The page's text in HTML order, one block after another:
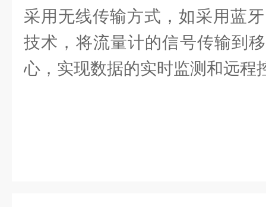
采用无线传输方式，如采用蓝
技术，将流量计的信号传输到
心，实现数据的实时监测和远程